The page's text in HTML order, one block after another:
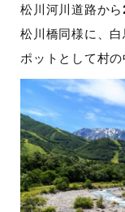
松川河川道路から
松川橋同様に、
ポットとして村